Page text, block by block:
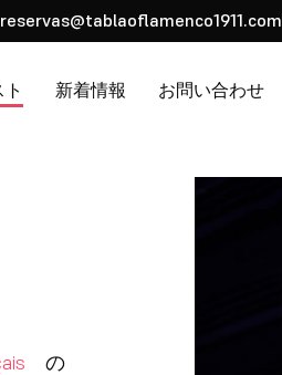
reservas@tablaoflamenco1911.com
新着情報 お問い合わせ
の